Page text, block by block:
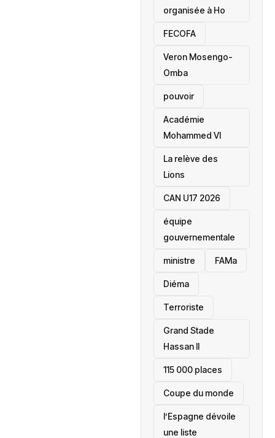
organisée à Ho
‎FECOFA
Veron Mosengo-
Omba
pouvoir
Académie
Mohammed VI
La relève des
Lions
CAN U17 2026
équipe
gouvernementale
ministre FAMa
Diéma
Terroriste
Grand Stade
Hassan II
115 000 places
‎Coupe du monde
l’Espagne dévoile
une liste